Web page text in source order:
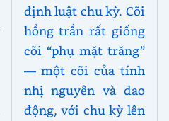
định luật chu kỳ. Cõi
hồng trần rất giống
cõi “phụ mặt trăng”
— một cõi của tính
nhị nguyên và dao
động, với chu kỳ lên